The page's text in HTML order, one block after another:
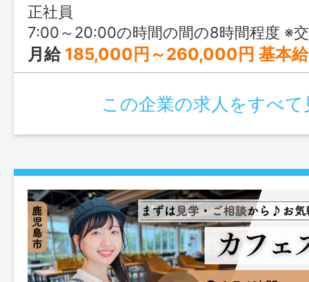
正社員
7:00～20:00の時間の間の8時間程度 ※交代
月給 185,000円～260,000円 基本給：155,000円～220,000円 業務手当：10,000円 資格手当：
この企業の求人をすべて